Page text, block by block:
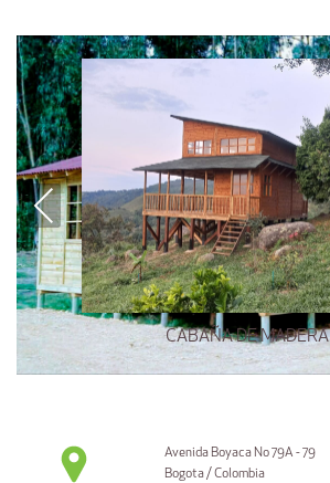
CABAÑA DE MADERA
Previous
Avenida Boyaca No 79A - 79
Bogota / Colombia